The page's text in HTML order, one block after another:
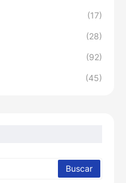
(17)
(28)
(92)
(45)